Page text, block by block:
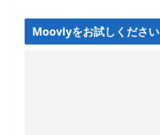
Moovlyをお試しください